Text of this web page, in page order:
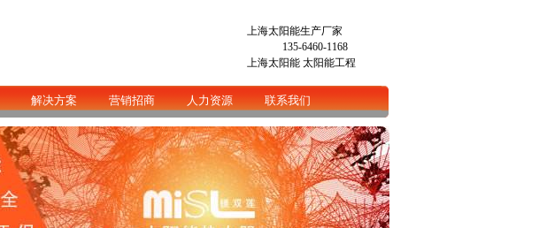
上海太阳能生产厂家
135-6460-1168
上海太阳能 太阳能工程
解决方案 营销招商 人力资源 联系我们